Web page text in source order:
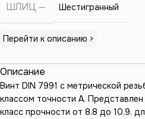
ШЛИЦ Шестигранный
Перейти к описанию >
Описание
Винт DIN 7991 с метрической
классом точности А.
класс прочности от 8.8 до 10.9.